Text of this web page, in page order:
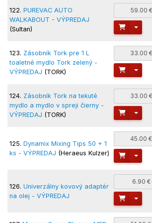
122. PUREVAC AUTO
WALKABOUT - VÝPREDAJ
(Sultan)
59.00
123. Zásobník Tork pre 1 L
toaletné mydlo Tork zelený -
VÝPREDAJ (TORK)
33.00
124. Zásobník Tork na tekuté
mydlo a mydlo v spreji čierny -
VÝPREDAJ (TORK)
33.00
125. Dynamix Mixing Tips 50 + 1
ks - VÝPREDAJ (Heraeus Kulzer)
45.00
126. Univerzálny kovový adaptér
na olej - VÝPREDAJ
6.90 €